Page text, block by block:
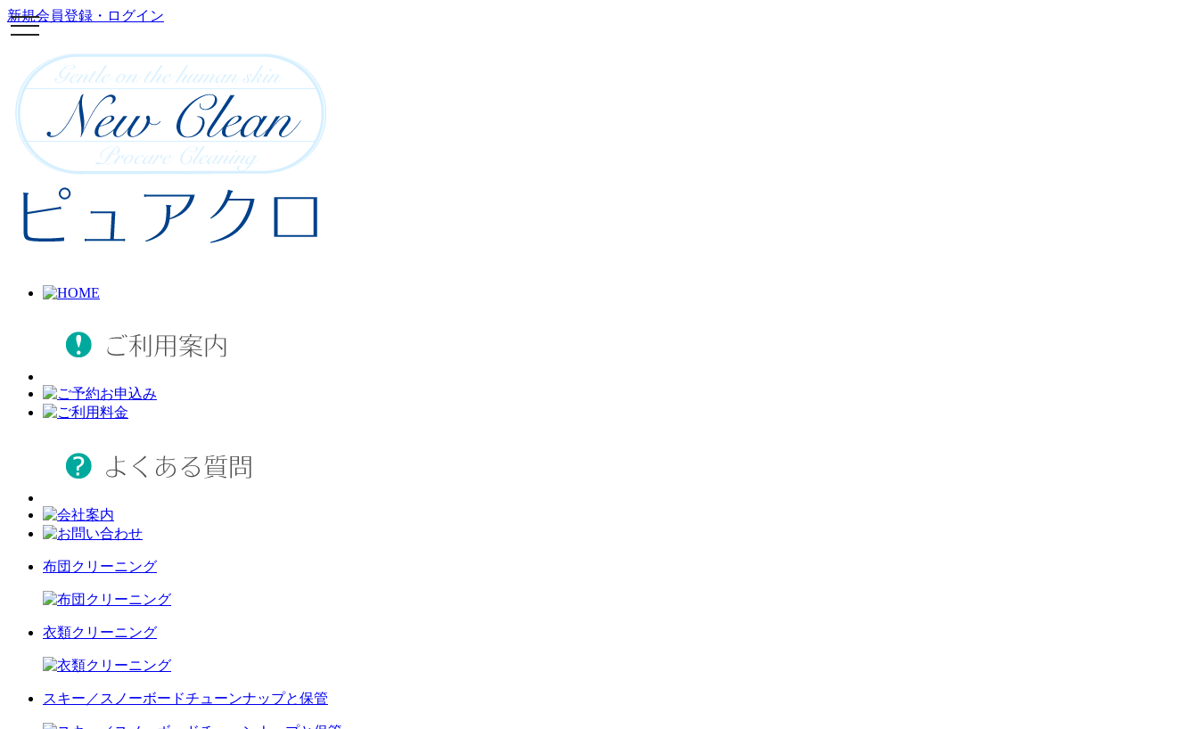
新規会員登録・ログイン
toggle
navigation
布団クリーニング
衣類クリーニング
スキー／スノーボードチューンナップと保管